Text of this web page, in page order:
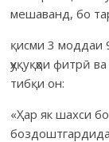
мешаванд, бо
қисми 3 моддаи
ҳуқуқҳои фитрӣ
тибқи он:
«Ҳар як шахси